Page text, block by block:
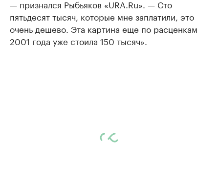
— признался Рыбьяков «URA.Ru». — Сто
пятьдесят тысяч, которые мне заплатили, это
очень дешево. Эта картина еще по расценкам
2001 года уже стоила 150 тысяч».